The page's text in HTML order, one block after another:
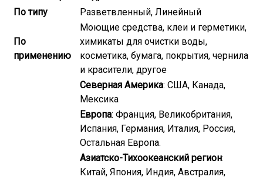
По типу
Разветвленный, Линейный
По
применению
Моющие средства, клеи и герметики,
химикаты для очистки воды,
косметика, бумага, покрытия, чернила
и красители, другое
Северная Америка: США, Канада,
Мексика
Европа: Франция, Великобритания,
Испания, Германия, Италия, Россия,
Остальная Европа.
Азиатско-Тихоокеанский регион:
Китай, Япония, Индия, Австралия,